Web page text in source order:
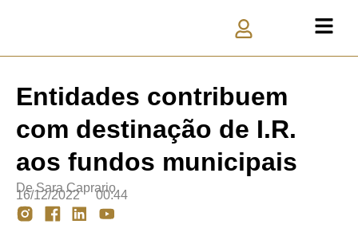
Entidades contribuem
com destinação de I.R.
aos fundos municipais
DeSara Caprario
16/12/2022 00:44